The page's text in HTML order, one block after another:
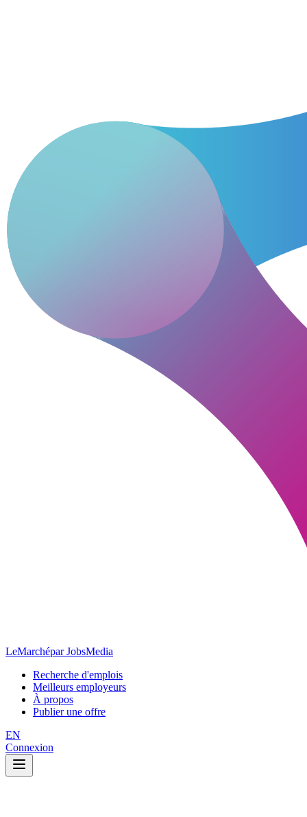
LeMarchépar JobsMedia
Recherche d'emplois
Meilleurs employeurs
À propos
Publier une offre
EN
Connexion